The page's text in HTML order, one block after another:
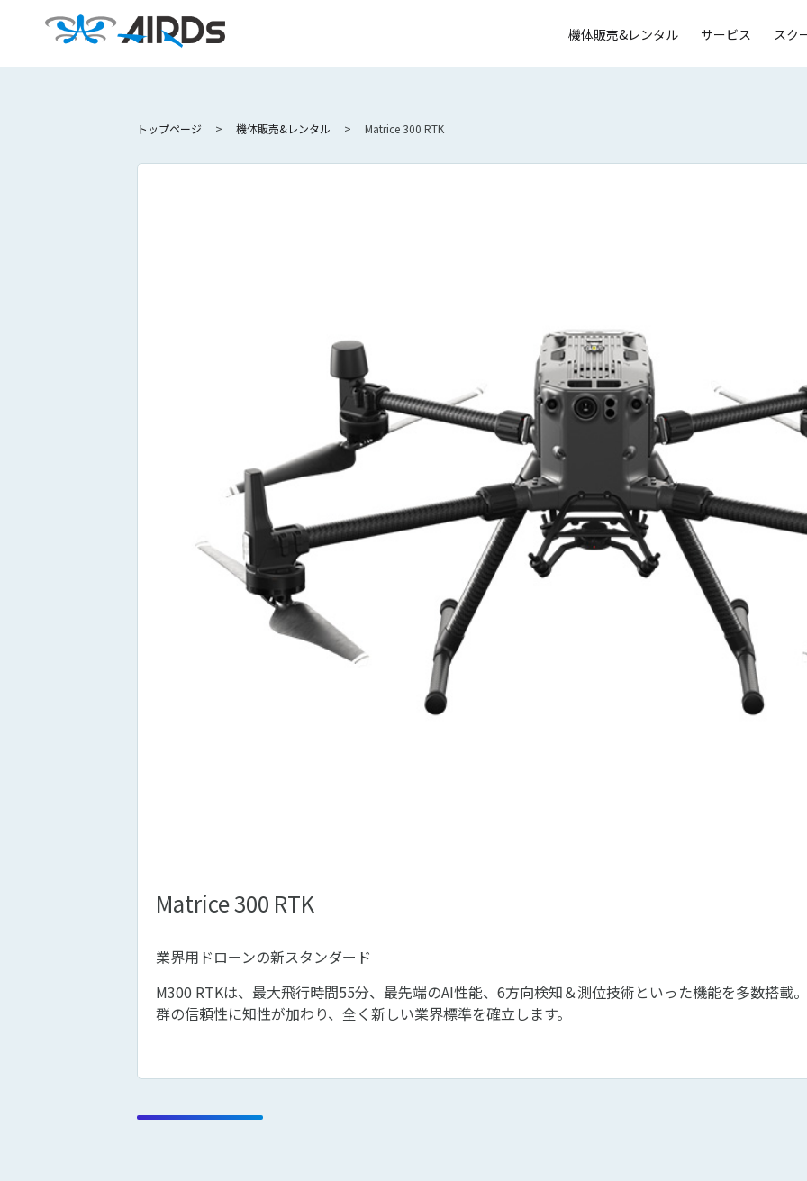
機体販売&レンタル サービス スク
トップページ 機体販売&レンタル Matrice 300 RTK
Matrice 300 RTK
業界用ドローンの新スタンダード
M300 RTKは、最大飛行時間55分、最先端のAI性能、6方向検知＆測位技術といった機能を多数搭載
群の信頼性に知性が加わり、全く新しい業界標準を確立します。